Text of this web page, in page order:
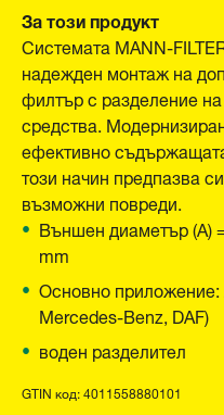
За този продукт
Системата MANN-
надежден монтаж на
филтър с разделение
средства.
ефективно
този начин предпазва
възможни повреди.
Външен диаметър (A)
mm
Основно
Mercedes-Benz, DAF)
воден разделител
GTIN код: 4011558880101